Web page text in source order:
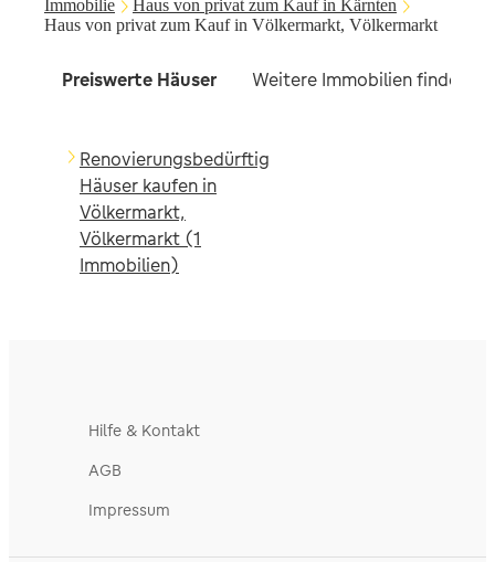
Immobilie
Haus von privat zum Kauf in Kärnten
Haus von privat zum Kauf in Völkermarkt, Völkermarkt
Preiswerte Häuser Weitere Immobilien findest
Renovierungsbedürftig
Häuser kaufen in
Völkermarkt,
Völkermarkt (1
Immobilien)
Hilfe & Kontakt
AGB
Impressum